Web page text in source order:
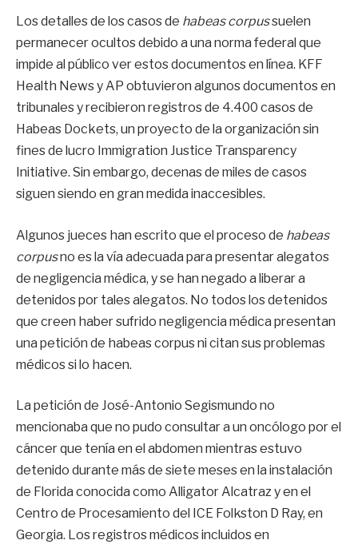
Los detalles de los casos de habeas corpussuelen
permanecer ocultos debido a una norma federal que
impide al público ver estos documentos en línea. KFF
Health News y AP obtuvieron algunos documentos en
tribunales y recibieron registros de 4.400 casos de
Habeas Dockets, un proyecto de la organización sin
fines de lucro Immigration Justice Transparency
Initiative. Sin embargo, decenas de miles de casos
siguen siendo en gran medida inaccesibles.
Algunos jueces han escrito que el proceso de habeas
corpusno es la vía adecuada para presentar alegatos
de negligencia médica, y se han negado a liberar a
detenidos por tales alegatos. No todos los detenidos
que creen haber sufrido negligencia médica presentan
una petición de habeas corpus ni citan sus problemas
médicos si lo hacen.
La petición de José-Antonio Segismundo no
mencionaba que no pudo consultar a un oncólogo por el
cáncer que tenía en el abdomen mientras estuvo
detenido durante más de siete meses en la instalación
de Florida conocida como Alligator Alcatraz y en el
Centro de Procesamiento del ICE Folkston D Ray, en
Georgia. Los registros médicos incluidos en